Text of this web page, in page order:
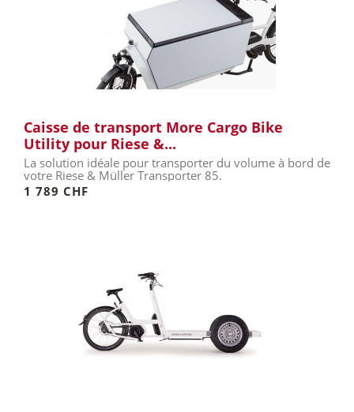
Caisse de transport More Cargo Bike
Utility pour Riese &...
La solution idéale pour transporter du volume à bord de
votre Riese & Müller Transporter 85.
1 789 CHF